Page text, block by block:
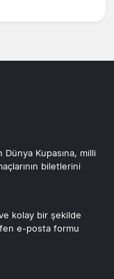
Kupasına, milli
biletlerini
kolay bir şekilde
e-posta formu